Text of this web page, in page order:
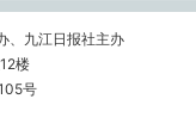
、九江日报社主办
楼
号